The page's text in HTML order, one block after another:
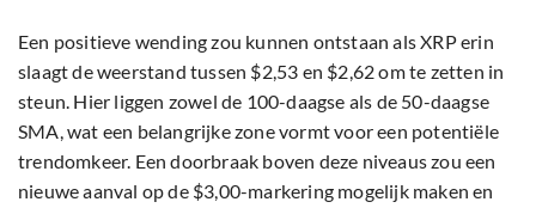
Een positieve wending zou kunnen ontstaan als XRP erin
slaagt de weerstand tussen $2,53 en $2,62 om te zetten in
steun. Hier liggen zowel de 100-daagse als de 50-daagse
SMA, wat een belangrijke zone vormt voor een potentiële
trendomkeer. Een doorbraak boven deze niveaus zou een
nieuwe aanval op de $3,00-markering mogelijk maken en